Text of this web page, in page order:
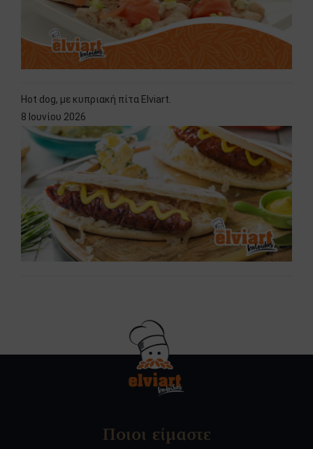
Hot dog, με κυπριακή πίτα Elviart.
8 Ιουνίου 2026
Ποιοι είμαστε